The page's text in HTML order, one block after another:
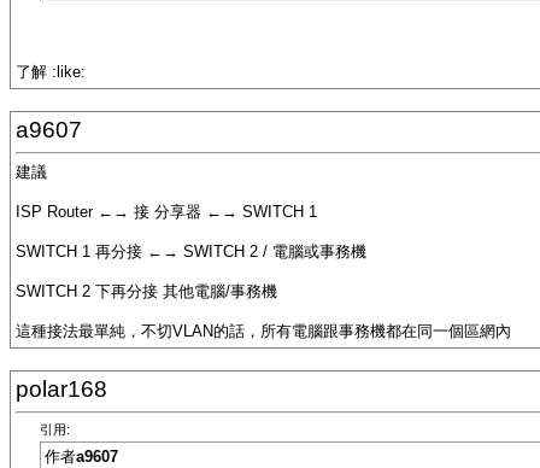
了解 :like:
a9607
建議
ISP Router ←→ 接 分享器 ←→ SWITCH 1
SWITCH 1 再分接 ←→ SWITCH 2 / 電腦或事務機
SWITCH 2 下再分接 其他電腦/事務機
這種接法最單純，不切VLAN的話，所有電腦跟事務機都在同一個區網內
polar168
引用:
作者a9607